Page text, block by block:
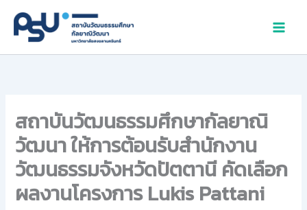
content
สถาบันวัฒนธรรมศึกษากัลยาณิ
วัฒนา ให้การต้อนรับสำนักงาน
วัฒนธรรมจังหวัดปัตตานี คัดเลือก
ผลงานโครงการ Lukis Pattani